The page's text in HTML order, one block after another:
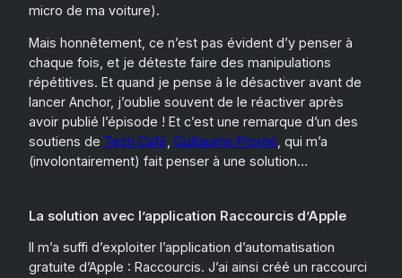
micro de ma voiture).
Mais honnêtement, ce n’est pas évident d’y penser à
chaque fois, et je déteste faire des manipulations
répétitives. Et quand je pense à le désactiver avant de
lancer Anchor, j’oublie souvent de le réactiver après
avoir publié l’épisode ! Et c’est une remarque d’un des
soutiens de Tech Café, Guillaume Promé, qui m’a
(involontairement) fait penser à une solution…
La solution avec l’application Raccourcis d’Apple
Il m’a suffi d’exploiter l’application d’automatisation
gratuite d’Apple : Raccourcis. J’ai ainsi créé un raccourci